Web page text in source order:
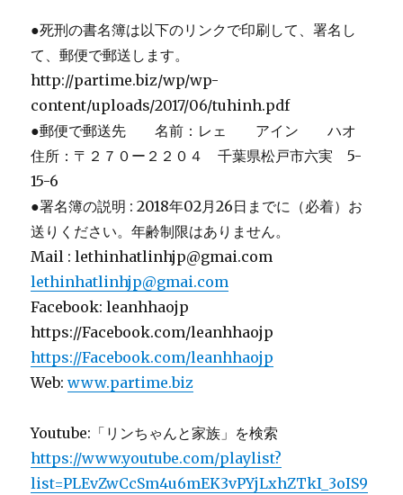
●死刑の書名簿は以下のリンクで印刷して、署名し
て、郵便で郵送します。
http://partime.biz/wp/wp-
content/uploads/2017/06/tuhinh.pdf
●郵便で郵送先 名前：レェ アイン ハオ
住所：〒２７０ー２２０４ 千葉県松戸市六実 5-
15-6
●署名簿の説明 : 2018年02月26日までに（必着）お
送りください。年齢制限はありません。
Mail : lethinhatlinhjp@gmai.com
lethinhatlinhjp@gmai.com
Facebook: leanhhaojp
https://Facebook.com/leanhhaojp
https://Facebook.com/leanhhaojp
Web:www.partime.biz
Youtube:「リンちゃんと家族」を検索
https://www.youtube.com/playlist?
list=PLEvZwCcSm4u6mEK3vPYjLxhZTkI_3oIS9